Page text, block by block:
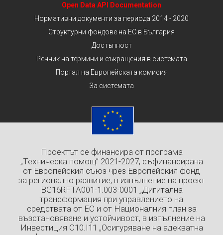
Open Data API Documentation
Нормативни документи за периода 2014 - 2020
Структурни фондове на ЕС в България
Достъпност
Речник на термини и съкращения в системата
Портал на Европейската комисия
За системата
Проектът се финансира от програма
„Техническа помощ” 2021-2027, съфинансирана
от Европейския съюз чрез Европейския фонд
за регионално развитие, в изпълнение на проект
BG16RFTA001-1.003-0001 „Дигитална
трансформация при управлението на
средствата от ЕС и от Националния план за
възстановяване и устойчивост, в изпълнение на
Инвестиция C10.I11 „Осигуряване на адекватна